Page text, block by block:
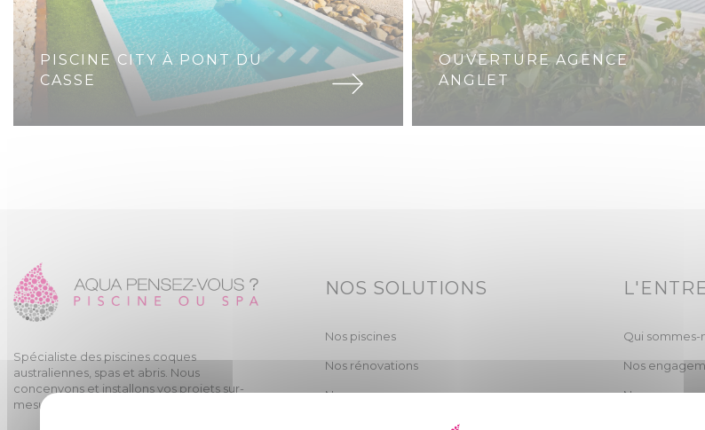
PISCINE CITY À PONT DU
CASSE
OUVERTURE AGENCE
ANGLET
Spécialiste des piscines coques
australiennes, spas et abris. Nous
concenvons et installons vos projets sur-
mesure.
NOS SOLUTIONS
Nos piscines
Nos rénovations
Nos spas
Qui sommes-
Nos
Nos agences
Actualités &